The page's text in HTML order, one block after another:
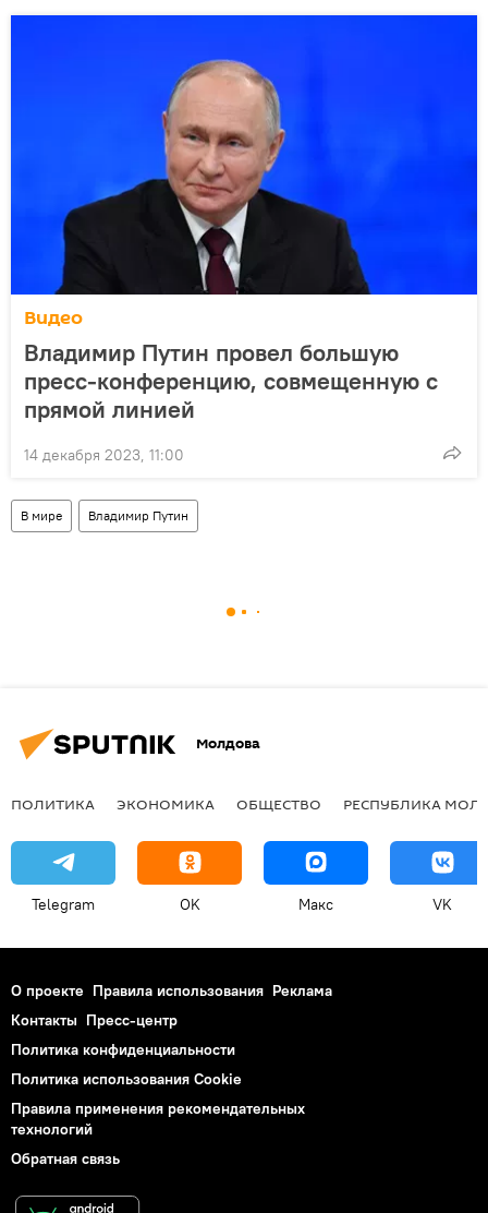
Видео
Владимир Путин провел большую
пресс-конференцию, совмещенную с
прямой линией
14 декабря 2023, 11:00
В мире Владимир Путин
Молдова
ПОЛИТИКА ЭКОНОМИКА ОБЩЕСТВО РЕСПУБЛИКА
Telegram OK Макс VK
О проекте Правила использования Реклама
Контакты Пресс-центр
Политика конфиденциальности
Политика использования Cookie
Правила применения рекомендательных
технологий
Обратная связь